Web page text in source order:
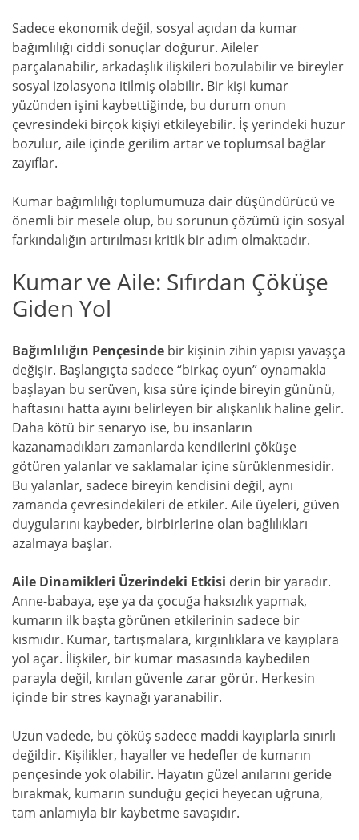
Sadece ekonomik değil, sosyal açıdan da kumar
bağımlılığı ciddi sonuçlar doğurur. Aileler
parçalanabilir, arkadaşlık ilişkileri bozulabilir ve bireyler
sosyal izolasyona itilmiş olabilir. Bir kişi kumar
yüzünden işini kaybettiğinde, bu durum onun
çevresindeki birçok kişiyi etkileyebilir. İş yerindeki huzur
bozulur, aile içinde gerilim artar ve toplumsal bağlar
zayıflar.
Kumar bağımlılığı toplumumuza dair düşündürücü ve
önemli bir mesele olup, bu sorunun çözümü için sosyal
farkındalığın artırılması kritik bir adım olmaktadır.
Kumar ve Aile: Sıfırdan Çöküşe
Giden Yol
Bağımlılığın Pençesinde bir kişinin zihin yapısı yavaşça
değişir. Başlangıçta sadece “birkaç oyun” oynamakla
başlayan bu serüven, kısa süre içinde bireyin gününü,
haftasını hatta ayını belirleyen bir alışkanlık haline gelir.
Daha kötü bir senaryo ise, bu insanların
kazanamadıkları zamanlarda kendilerini çöküşe
götüren yalanlar ve saklamalar içine sürüklenmesidir.
Bu yalanlar, sadece bireyin kendisini değil, aynı
zamanda çevresindekileri de etkiler. Aile üyeleri, güven
duygularını kaybeder, birbirlerine olan bağlılıkları
azalmaya başlar.
Aile Dinamikleri Üzerindeki Etkisi derin bir yaradır.
Anne-babaya, eşe ya da çocuğa haksızlık yapmak,
kumarın ilk başta görünen etkilerinin sadece bir
kısmıdır. Kumar, tartışmalara, kırgınlıklara ve kayıplara
yol açar. İlişkiler, bir kumar masasında kaybedilen
parayla değil, kırılan güvenle zarar görür. Herkesin
içinde bir stres kaynağı yaranabilir.
Uzun vadede, bu çöküş sadece maddi kayıplarla sınırlı
değildir. Kişilikler, hayaller ve hedefler de kumarın
pençesinde yok olabilir. Hayatın güzel anılarını geride
bırakmak, kumarın sunduğu geçici heyecan uğruna,
tam anlamıyla bir kaybetme savaşıdır.